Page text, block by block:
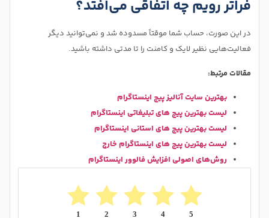
فراتر رویم چه اتفاقی می‌افتد؟
در این صورت، حساب شما موقتاً مسدوده شد و نمی‌توانید دیگر
فعالیت‌هایی نظیر لایک و کامنت را تا مدتی داشته باشید.
مقالات مرتبط:
بهترین سایت آنالیز پیج اینستاگرام
لیست بهترین پیج های تبلیغاتی اینستاگرام
لیست بهترین پیج های استانی اینستاگرام
لیست بهترین پیج های اینستاگرام خارج
روش‌های اصولی افزایش فالوور اینستاگرام
5
4
3
2
1